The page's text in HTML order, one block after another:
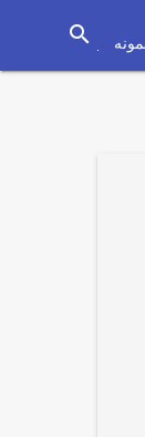
search